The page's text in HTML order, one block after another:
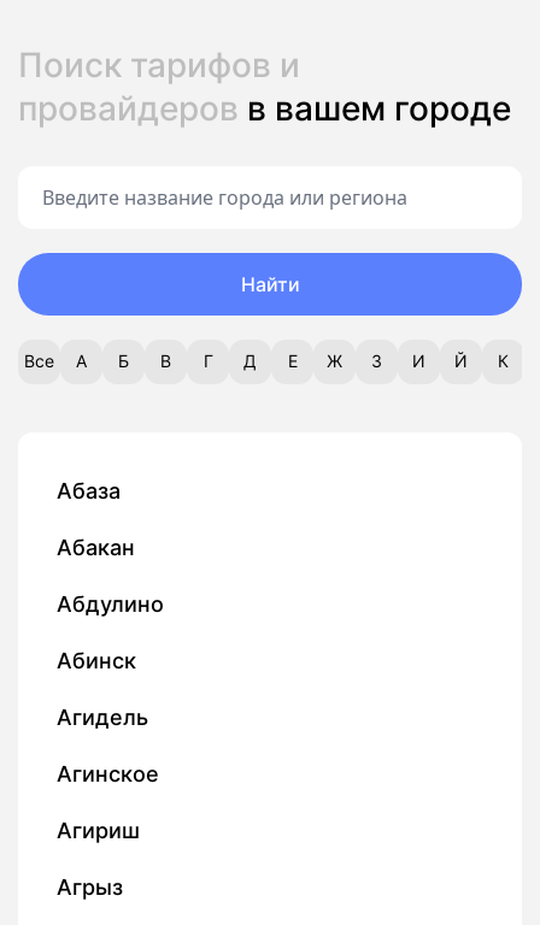
Поиск тарифов и
провайдеров в вашем городе
Найти
Все А Б В Г Д Е Ж З И Й К
Абаза
Абакан
Абдулино
Абинск
Агидель
Агинское
Агириш
Агрыз